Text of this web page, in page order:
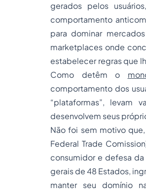
gerados pelos
comportamento
para dominar
marketplaces onde
estabelecer regras que
Como detêm o
comportamento dos
“plataformas”, levam
desenvolvem seus
Não foi sem motivo
Federal Trade
consumidor e defesa
gerais de 48 Estados,
manter seu domínio